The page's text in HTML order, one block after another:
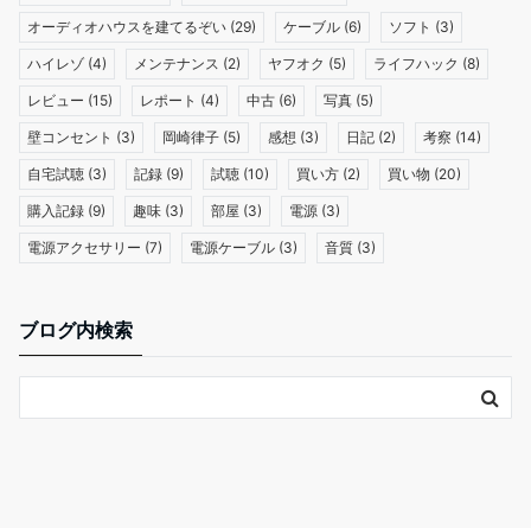
オーディオハウスを建てるぞい (29) ケーブル (6) ソフト (3)
ハイレゾ (4) メンテナンス (2) ヤフオク (5) ライフハック (8)
レビュー (15) レポート (4) 中古 (6) 写真 (5)
壁コンセント (3) 岡崎律子 (5) 感想 (3) 日記 (2) 考察 (14)
自宅試聴 (3) 記録 (9) 試聴 (10) 買い方 (2) 買い物 (20)
購入記録 (9) 趣味 (3) 部屋 (3) 電源 (3)
電源アクセサリー (7) 電源ケーブル (3) 音質 (3)
ブログ内検索